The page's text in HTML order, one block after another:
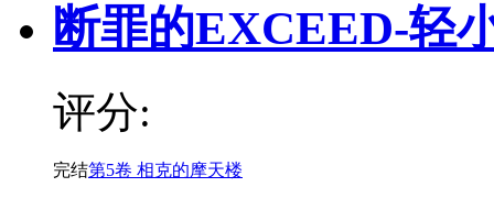
断罪的EXCEED-轻
评分:
完结第5卷 相克的摩天楼